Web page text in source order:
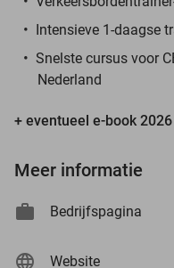
Intensieve 1-daagse
Snelste cursus voor
Nederland
+ eventueel e-book 2026
Meer informatie
Bedrijfspagina
Website